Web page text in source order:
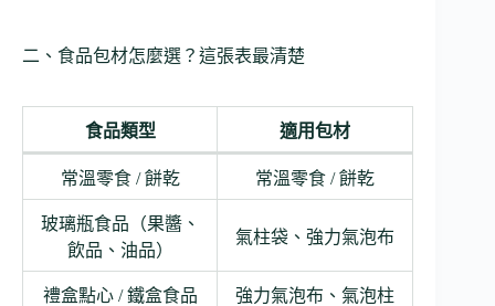
二、食品包材怎麼選？這張表最清楚
食品類型 適用包材
常溫零食 / 餅乾 常溫零食 / 餅乾
玻璃瓶食品（果醬、
飲品、油品）
氣柱袋、強力氣泡布
禮盒點心 / 鐵盒食品 強力氣泡布、氣泡柱